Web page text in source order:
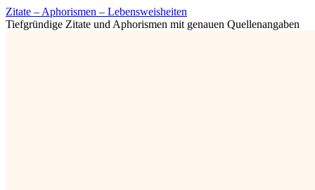
Zitate – Aphorismen – Lebensweisheiten
Tiefgründige Zitate und Aphorismen mit genauen Quellenangaben